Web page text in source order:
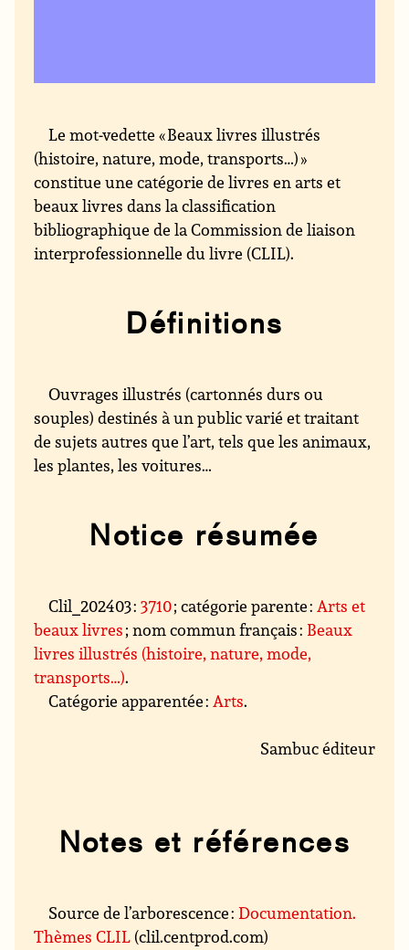
Le mot-vedette « Beaux livres illustrés
(histoire, nature, mode, transports…) »
constitue une catégorie de livres en arts et
beaux livres dans la classification
bibliographique de la Commission de liaison
interprofessionnelle du livre (CLIL).
Définitions
Ouvrages illustrés (cartonnés durs ou
souples) destinés à un public varié et traitant
de sujets autres que l’art, tels que les animaux,
les plantes, les voitures…
Notice résumée
Clil_202403 :3710; catégorie parente : Arts et
beaux livres; nom commun français : Beaux
livres illustrés (histoire, nature, mode,
transports…).
Catégorie apparentée : Arts.
Sambuc éditeur
Notes et références
Source de l’arborescence :Documentation.
Thèmes CLIL (clil.centprod.com)